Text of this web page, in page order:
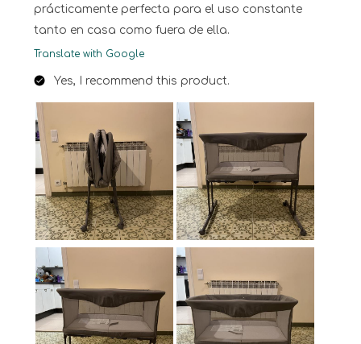
prácticamente perfecta para el uso constante
tanto en casa como fuera de ella.
Translate with Google
Yes, I recommend this product.